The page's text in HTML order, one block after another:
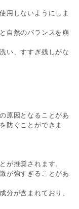
用しないようにしま
自然のバランスを崩
い、すすぎ残しがな
原因となることがあ
防ぐことができま
が推奨されます。
が強すぎることがあ
分が含まれており、